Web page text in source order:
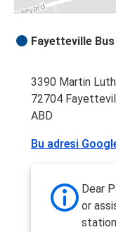
Fayetteville
3390 Martin
72704
ABD
Bu adresi
Dear
or